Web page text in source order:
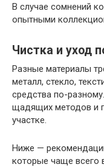
В случае сомнений
опытными
Чистка и уход
Разные материалы
металл, стекло,
средства по-
щадящих методов и
участке.
Ниже —
которые чаще всего